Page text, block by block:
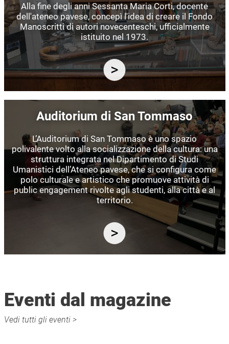
Alla fine degli anni Sessanta Maria Corti, docente
dell'ateneo pavese, concepì l'idea di creare il Fondo
Manoscritti di autori novecenteschi, ufficialmente
istituito nel 1973.
Auditorium di San Tommaso
L’Auditorium di San Tommaso è uno spazio
polivalente volto alla socializzazione della cultura: una
struttura integrata nel Dipartimento di Studi
Umanistici dell’Ateneo pavese, che si configura come
polo culturale e artistico che promuove attività di
public engagement rivolte agli studenti, alla città e al
territorio.
Vedi tutti gli eventi >
Eventi dal magazine